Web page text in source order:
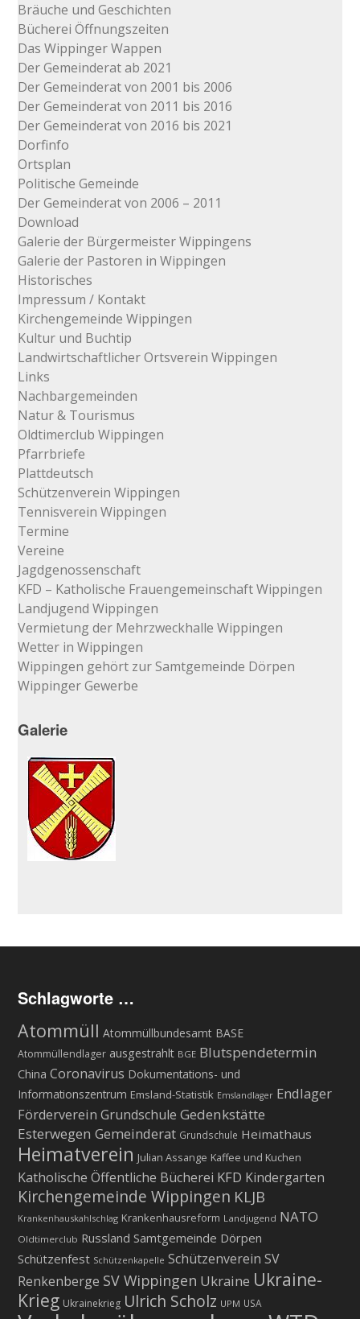
Bräuche und Geschichten
Bücherei Öffnungszeiten
Das Wippinger Wappen
Der Gemeinderat ab 2021
Der Gemeinderat von 2001 bis 2006
Der Gemeinderat von 2011 bis 2016
Der Gemeinderat von 2016 bis 2021
Dorfinfo
Ortsplan
Politische Gemeinde
Der Gemeinderat von 2006 – 2011
Download
Galerie der Bürgermeister Wippingens
Galerie der Pastoren in Wippingen
Historisches
Impressum / Kontakt
Kirchengemeinde Wippingen
Kultur und Buchtip
Landwirtschaftlicher Ortsverein Wippingen
Links
Nachbargemeinden
Natur & Tourismus
Oldtimerclub Wippingen
Pfarrbriefe
Plattdeutsch
Schützenverein Wippingen
Tennisverein Wippingen
Termine
Vereine
Jagdgenossenschaft
KFD – Katholische Frauengemeinschaft Wippingen
Landjugend Wippingen
Vermietung der Mehrzweckhalle Wippingen
Wetter in Wippingen
Wippingen gehört zur Samtgemeinde Dörpen
Wippinger Gewerbe
Galerie
Schlagworte …
Atommüll Atommüllbundesamt BASE
Atommüllendlager ausgestrahlt BGE Blutspendetermin
China Coronavirus Dokumentations- und
Informationszentrum Emsland-Statistik Emslandlager Endlager
Förderverein Grundschule Gedenkstätte
Esterwegen Gemeinderat Grundschule Heimathaus
Heimatverein Julian Assange Kaffee und Kuchen
Katholische Öffentliche Bücherei KFD Kindergarten
Kirchengemeinde Wippingen KLJB
Krankenhauskahlschlag Krankenhausreform Landjugend NATO
Oldtimerclub Russland Samtgemeinde Dörpen
Schützenfest Schützenkapelle Schützenverein SV
Renkenberge SV Wippingen Ukraine Ukraine-
Krieg Ukrainekrieg Ulrich Scholz UPM USA